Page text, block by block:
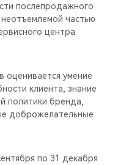
послепродажного
частью
центра
оценивается умение
клиента, знание
политики бренда,
доброжелательные
по 31 декабря